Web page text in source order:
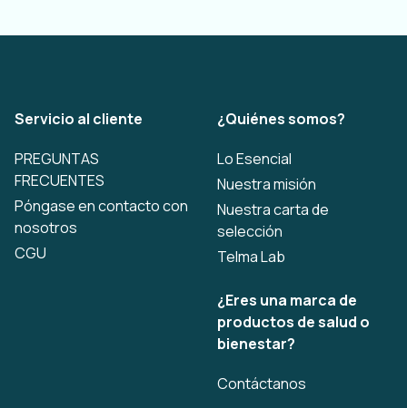
Servicio al cliente
PREGUNTAS
FRECUENTES
Póngase en contacto con
nosotros
CGU
¿Quiénes somos?
Lo Esencial
Nuestra misión
Nuestra carta de
selección
Telma Lab
¿Eres una marca de
productos de salud o
bienestar?
Contáctanos